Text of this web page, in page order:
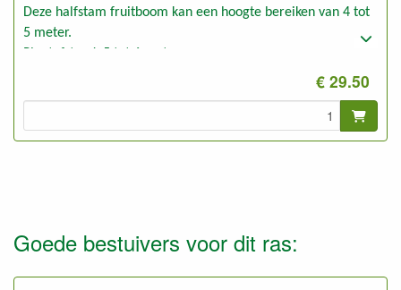
Deze halfstam fruitboom kan een hoogte bereiken van 4 tot
5 meter.
€ 29.50
Goede bestuivers voor dit ras: